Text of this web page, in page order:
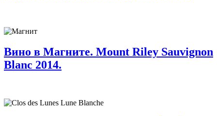
Вино в Магните. Mount Riley Sauvignon
Blanc 2014.